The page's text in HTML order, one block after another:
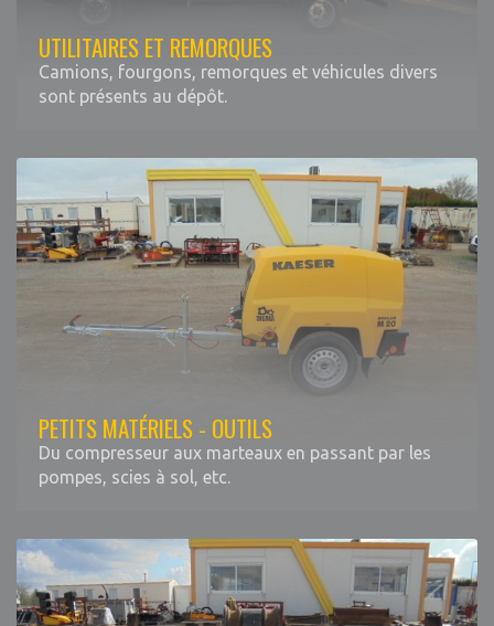
UTILITAIRES ET REMORQUES
Camions, fourgons, remorques et véhicules divers
sont présents au dépôt.
PETITS MATÉRIELS - OUTILS
Du compresseur aux marteaux en passant par les
pompes, scies à sol, etc.